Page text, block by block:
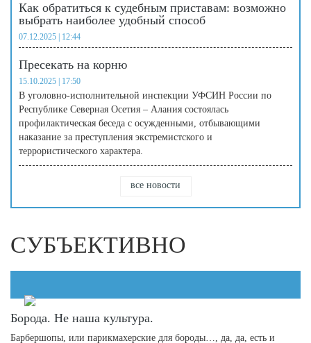
Как обратиться к судебным приставам: возможно
выбрать наиболее удобный способ
07.12.2025 | 12:44
Пресекать на корню
15.10.2025 | 17:50
В уголовно-исполнительной инспекции УФСИН России по
Республике Северная Осетия – Алания состоялась
профилактическая беседа с осужденными, отбывающими
наказание за преступления экстремистского и
террористического характера.
все новости
СУБЪЕКТИВНО
Борода. Не наша культура.
Барбершопы, или парикмахерские для бороды…, да, да, есть и